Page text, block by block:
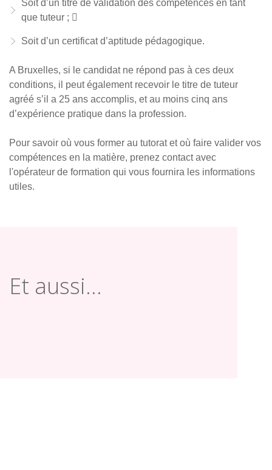
Soit d’un titre de validation des compétences en tant
que tuteur ; 
Soit d’un certificat d’aptitude pédagogique.
A Bruxelles, si le candidat ne répond pas à ces deux
conditions, il peut également recevoir le titre de tuteur
agréé s’il a 25 ans accomplis, et au moins cinq ans
d’expérience pratique dans la profession.
Pour savoir où vous former au tutorat et où faire valider vos
compétences en la matière, prenez contact avec
l'opérateur de formation qui vous fournira les informations
utiles.
Et aussi...